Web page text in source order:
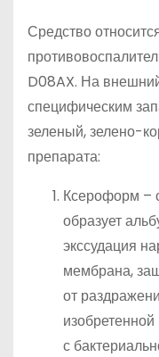
Средство
D08AX. На
специфическим
зеленый, зелено-
препарата:
Ксероформ –
образует
экссудация
мембрана,
от
с